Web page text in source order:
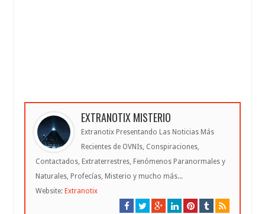
EXTRANOTIX MISTERIO
Extranotix Presentando Las Noticias Más
Recientes de OVNIs, Conspiraciones,
Contactados, Extraterrestres, Fenómenos Paranormales y
Naturales, Profecías, Misterio y mucho más...
Website: Extranotix